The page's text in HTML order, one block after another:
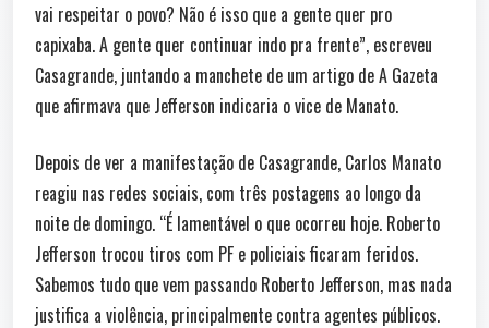
vai respeitar o povo? Não é isso que a gente quer pro
capixaba. A gente quer continuar indo pra frente”, escreveu
Casagrande, juntando a manchete de um artigo de A Gazeta
que afirmava que Jefferson indicaria o vice de Manato.
Depois de ver a manifestação de Casagrande, Carlos Manato
reagiu nas redes sociais, com três postagens ao longo da
noite de domingo. “É lamentável o que ocorreu hoje. Roberto
Jefferson trocou tiros com PF e policiais ficaram feridos.
Sabemos tudo que vem passando Roberto Jefferson, mas nada
justifica a violência, principalmente contra agentes públicos.